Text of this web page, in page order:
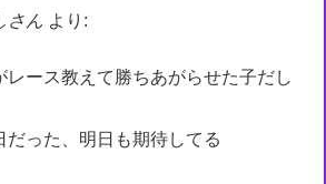
さん より:
レース教えて勝ちあがらせた子だし
だった、明日も期待してる